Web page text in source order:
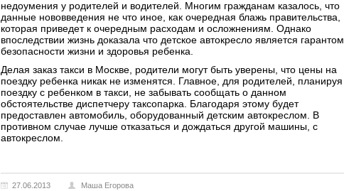
недоумения у родителей и водителей. Многим гражданам казалось, что
данные нововведения не что иное, как очередная блажь правительства,
которая приведет к очередным расходам и осложнениям. Однако
впоследствии жизнь доказала что детское автокресло является гарантом
безопасности жизни и здоровья ребенка.
Делая заказ такси в Москве, родители могут быть уверены, что цены на
поездку ребенка никак не изменятся. Главное, для родителей, планируя
поездку с ребенком в такси, не забывать сообщать о данном
обстоятельстве диспетчеру таксопарка. Благодаря этому будет
предоставлен автомобиль, оборудованный детским автокреслом. В
противном случае лучше отказаться и дождаться другой машины, с
автокреслом.
27.06.2013 Маша Егорова